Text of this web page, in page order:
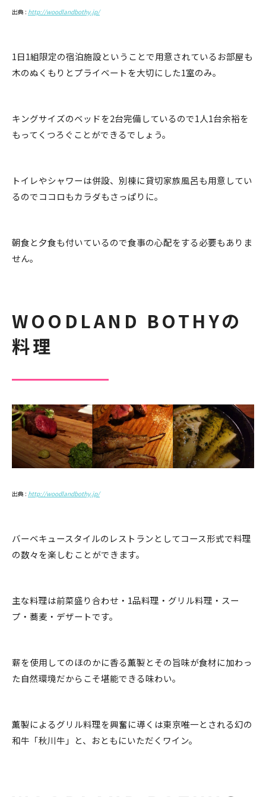
出典 : http://woodlandbothy.jp/
1日1組限定の宿泊施設ということで用意されているお部屋も
木のぬくもりとプライベートを大切にした1室のみ。
キングサイズのベッドを2台完備しているので1人1台余裕を
もってくつろぐことができるでしょう。
トイレやシャワーは併設、別棟に貸切家族風呂も用意してい
るのでココロもカラダもさっぱりに。
朝食と夕食も付いているので食事の心配をする必要もありま
せん。
WOODLAND BOTHYの
料理
出典 : http://woodlandbothy.jp/
バーベキュースタイルのレストランとしてコース形式で料理
の数々を楽しむことができます。
主な料理は前菜盛り合わせ・1品料理・グリル料理・スー
プ・蕎麦・デザートです。
薪を使用してのほのかに香る薫製とその旨味が食材に加わっ
た自然環境だからこそ堪能できる味わい。
薫製によるグリル料理を興奮に導くは東京唯一とされる幻の
和牛「秋川牛」と、おともにいただくワイン。